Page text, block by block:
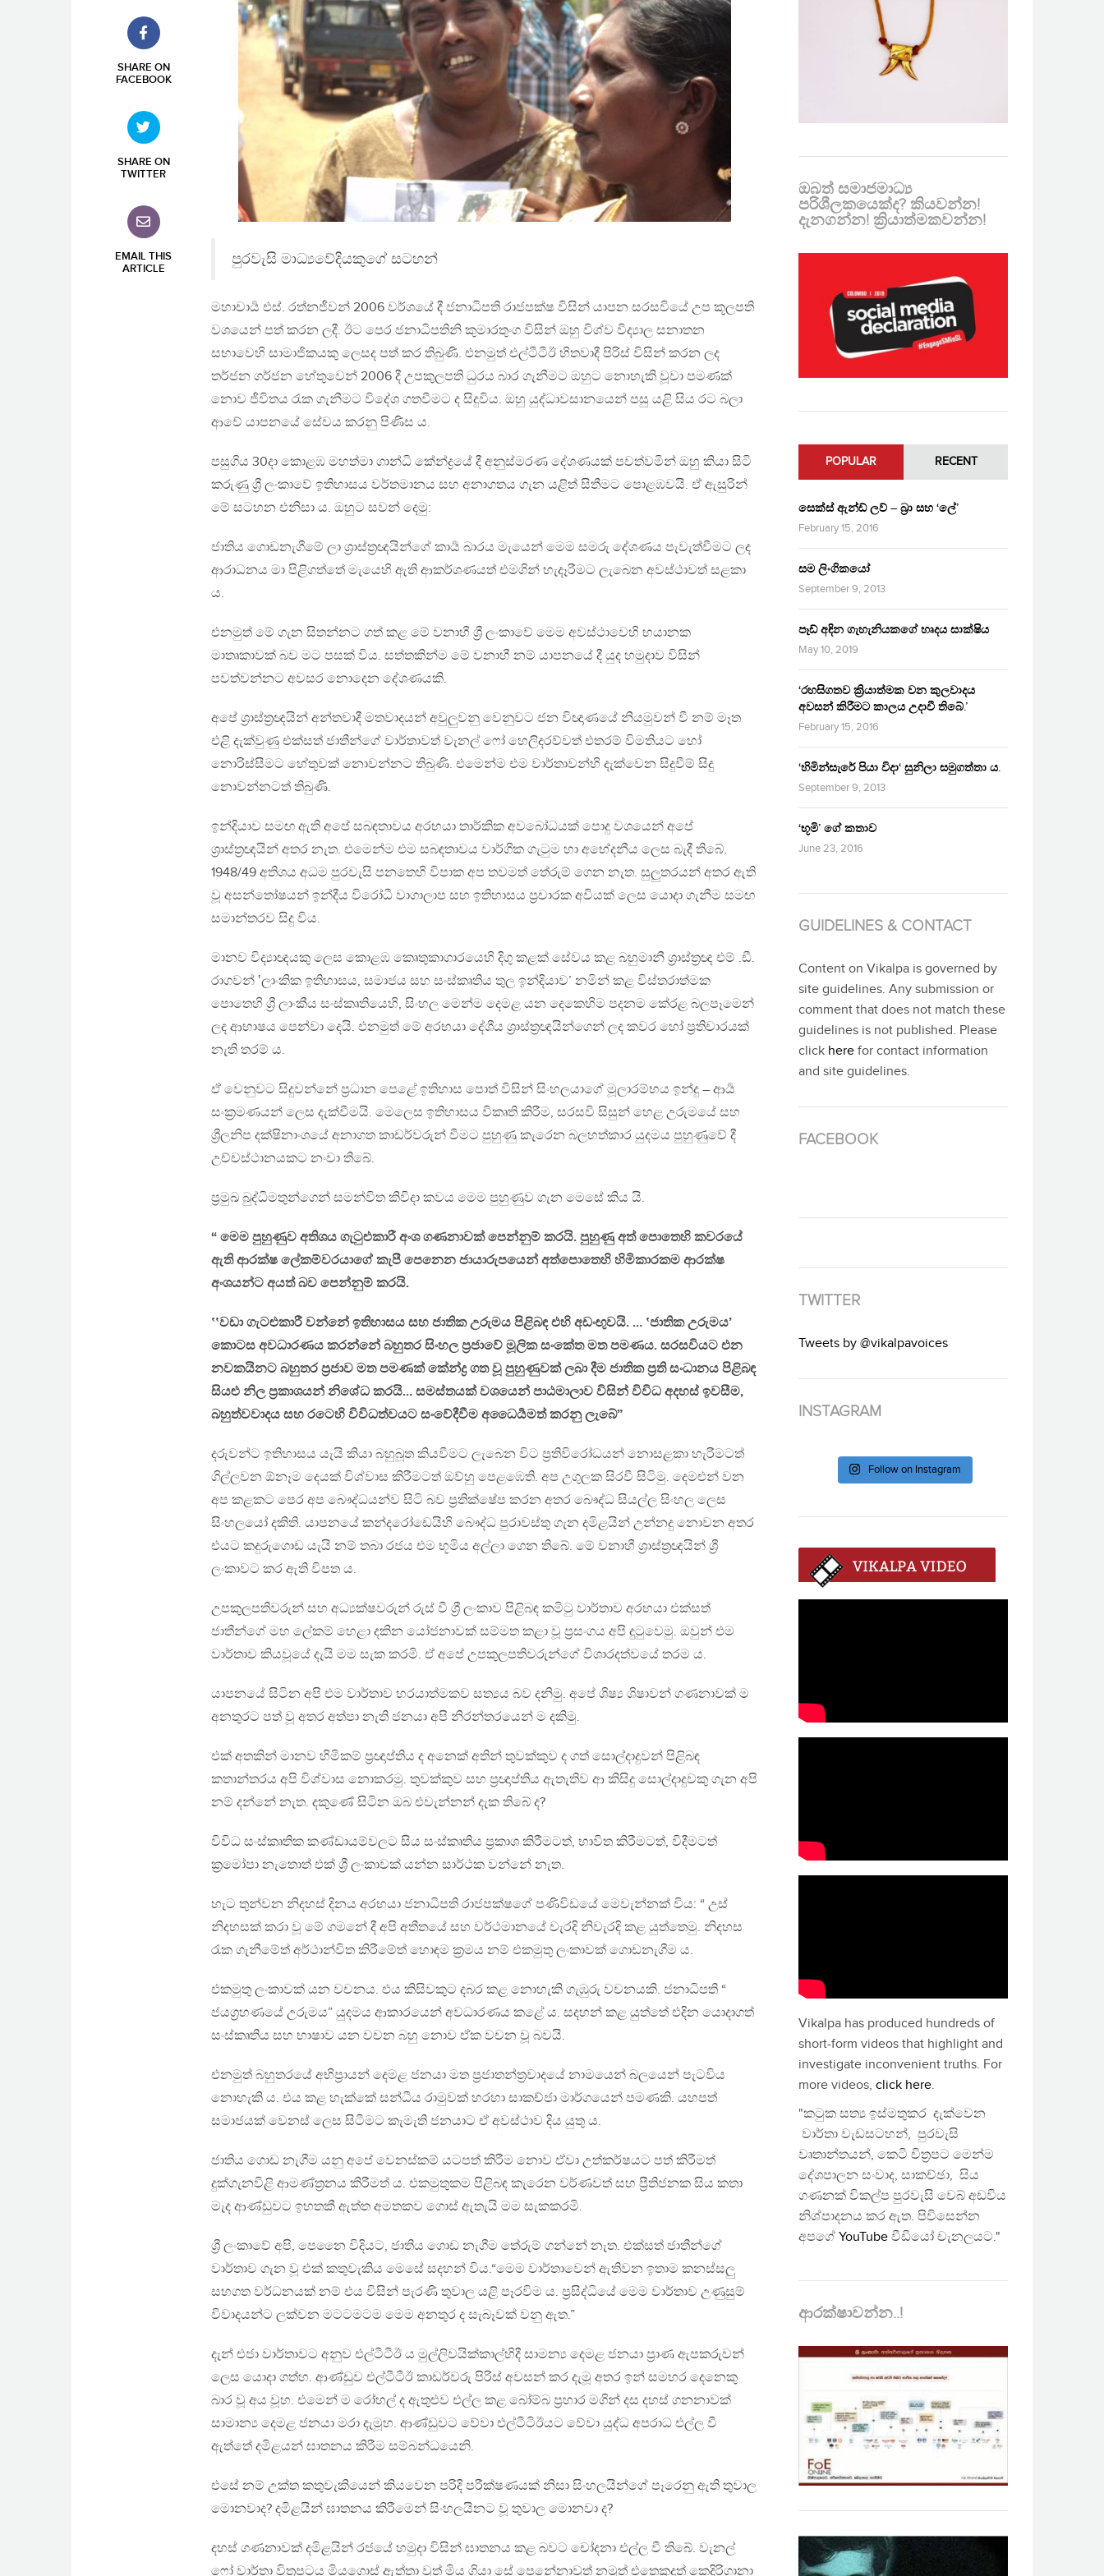
SHARE ON
FACEBOOK
SHARE ON
TWITTER
EMAIL THIS
ARTICLE
පුරවැසි මාධ්‍යවේදියකුගේ සටහන්
මහාචාර්‍ය එස්. රත්නජීවන් 2006 වර්ශයේ දී ජනාධිපති රාජපක්ෂ විසින් යාපන සරසවියේ උප කූලපති
වශයෙන් පත් කරන ලදී. ඊට පෙර ජනාධිපතිනි කුමාරතුංග විසින් ඔහු විශ්ව විද්‍යාල සනාතන
සභාවෙහි සාමාජිකයකු ලෙසද පත් කර තිබුණි. එනමුත් එල්ටීටීඊ හිතවාදී පිරිස් විසින් කරන ලද
තර්ජන ගර්ජන හේතුවෙන් 2006 දී උපකුලපති ධුරය බාර ගැනීමට ඔහුට නොහැකි වූවා පමණක්
නොව ජීවිතය රැක ගැනීමට විදේශ ගතවීමට ද සිදුවිය. ඔහු යුද්ධාවසානයෙන් පසු යළි සිය රට බලා
ආවේ යාපනයේ සේවය කරනු පිණිස ය.
පසුගිය 30දා කොළඹ මහත්මා ගාන්ධි කේන්ද්‍රයේ දී අනුස්මරණ දේශණයක් පවත්වමින් ඔහු කියා සිටි
කරුණු ශ්‍රී ලංකාවේ ඉතිහාසය වර්තමානය සහ අනාගතය ගැන යළිත් සිතීමට පොළඹවයි. ඒ ඇසුරින්
මේ සටහන එනිසා ය. ඔහුට සවන් දෙමු:
ජාතිය ගොඩනැගීමේ ලා ශ්‍රාස්ත්‍රඥයින්ගේ කාර්‍ය බාරය මැයෙන් මෙම සමරු දේශණය පැවැත්වීමට ලද
ආරාධනය මා පිළිගත්තේ මැයෙහි ඇති ආකර්ශණයත් එමගින් හැදෑරීමට ලැබෙන අවස්ථාවත් සළකා
ය.
එනමුත් මේ ගැන සිතන්නට ගත් කළ මේ වනාහී ශ්‍රී ලංකාවේ මෙම අවස්ථාවෙහි භයානක
මාතෘකාවක් බව මට පසක් විය. සත්තකින්ම මේ වනාහී නම් යාපනයේ දී යුද හමුදාව විසින්
පවත්වන්නට අවසර නොදෙන දේශණයකි.
අපේ ශ්‍රාස්ත්‍රඥයින් අන්තවාදී මතවාදයන් අවුලුවනු වෙනුවට ජන විඥාණයේ නියමුවන් වී නම් මෑත
එළි දැක්වුණු එක්සත් ජාතීන්ගේ වාර්තාවත් වැනල් ෆෝ හෙලිදරව්වත් එතරම් විමතියට හෝ
නොරිස්සීමට හේතුවක් නොවන්නට තිබුණි. එමෙන්ම එම වාර්තාවන්හි දැක්වෙන සිදුවීම් සිදු
නොවන්නටත් තිබුණි.
ඉන්දියාව සමඟ ඇති අපේ සබඳතාවය අරභයා තාර්කික අවබෝධයක් පොදු වශයෙන් අපේ
ශ්‍රාස්ත්‍රඥයින් අතර නැත. එමෙන්ම එම සබඳතාවය වාර්ගික ගැටුම හා අභේදනීය ලෙස බැදී තිබේ.
1948/49 අතිශය අධම පුරවැසි පනතෙහි විපාක අප තවමත් තේරුම් ගෙන නැත. සුලුතරයන් අතර ඇති
වූ අසන්තෝෂයන් ඉන්දීය විරෝධී වාගාලාප සහ ඉතිහාසය ප්‍රචාරක අවියක් ලෙස යොදා ගැනීම සමඟ
සමාන්තරව සිදු විය.
මානව විද්‍යාඥයකු ලෙස කොළඹ කෙෘතුකාගාරයෙහි දිගු කළක් සේවය කළ බහුමානී ශ්‍රාස්ත්‍රඥ එම් .ඩී.
රාගවන් ‛ලාංකික ඉතිහාසය, සමාජය සහ සංස්කෘතිය තුල ඉන්දියාව’ නමින් කළ විස්තරාත්මක
පොතෙහි ශ්‍රී ලාංකීය සංස්කෘතියෙහි, සිංහල මෙන්ම දෙමළ යන දෙකෙහිම පදනම කේරළ බලපෑමෙන්
ලද ආභාෂය පෙන්වා දෙයි. එනමුත් මේ අරභයා දේශීය ශ්‍රාස්ත්‍රඥයින්ගෙන් ලද කවර හෝ ප්‍රතිචාරයක්
නැති තරම් ය.
ඒ වෙනුවට සිදුවන්නේ ප්‍රධාන පෙළේ ඉතිහාස පොත් විසින් සිංහලයාගේ මූලාරම්භය ඉන්දු – ආර්‍ය
සංක්‍රමණයන් ලෙස දැක්වීමයි. මෙලෙස ඉතිහාසය විකෘති කිරීම, සරසවි සිසුන් හෙළ උරුමයේ සහ
ශ්‍රීලනිප දක්ෂිනාංශයේ අනාගත කාඩර්වරුන් වීමට පුහුණු කැරෙන බලහත්කාර යුදමය පුහුණුවේ දී
උච්චස්ථානයකට නංවා තිබේ.
ප්‍රමුඛ බුද්ධිමතුන්ගෙන් සමන්විත කිවිදා කවය මෙම පුහුණුව ගැන මෙසේ කිය යි.
“ මෙම පුහුණුව අතිශය ගැටුළුකාරී අංශ ගණනාවක් පෙන්නුම් කරයි. පුහුණු අත් පොතෙහි කවරයේ
ඇති ආරක්ෂ ලේකම්වරයාගේ කැපී පෙනෙන ජායාරුපයෙන් අත්පොතෙහි හිමිකාරකම ආරක්ෂ
අංශයන්ට අයත් බව පෙන්නුම් කරයි.
‛‛වඩා ගැටළුකාරී වන්නේ ඉතිහාසය සහ ජාතික උරුමය පිළිබඳ එහි අඩංඟුවයි. … ‛ජාතික උරුමය’
කොටස අවධාරණය කරන්නේ බහුතර සිංහල ප්‍රජාවේ මූලික සංකේත මත පමණය. සරසවියට එන
නවකයිනට බහුතර ප්‍රජාව මත පමණක් කේන්ද්‍ර ගත වූ පුහුණුවක් ලබා දීම ජාතික ප්‍රති සංධානය පිළිබඳ
සියළු නිල ප්‍රකාශයන් නිශේධ කරයි… සමස්තයක් වශයෙන් පාඨමාලාව විසින් විවිධ අදහස් ඉවසීම,
බහුත්වවාදය සහ රටෙහි විවිධත්වයට සංවේදීවීම අධෛර්‍යමත් කරනු ලැබේ”
දරුවන්ට ඉතිහාසය යැයි කියා බහුබූත කියවීමට ලැබෙන විට ප්‍රතිවිරෝධයන් නොසළකා හැරීමටත්
ගිල්ලවන ඕනෑම දෙයක් විශ්වාස කිරීමටත් ඔව්හු පෙළඹෙති. අප උගුලක සිරවී සිටිමු. දෙමළුන් වන
අප කළකට පෙර අප බෞද්ධයන්ව සිටි බව ප්‍රතික්ෂේප කරන අතර බෞද්ධ සියල්ල සිංහල ලෙස
සිංහලයෝ දකිති. යාපනයේ කන්දරෝඩෙයිහි බෞද්ධ පුරාවස්තු ගැන දමිළයින් උන්නදු නොවන අතර
එයට කදුරුගොඩ යැයි නම් තබා රජය එම භූමිය අල්ලා ගෙන තිබේ. මේ වනාහී ශ්‍රාස්ත්‍රඥයින් ශ්‍රී
ලංකාවට කර ඇති විපත ය.
උපකුලපතිවරුන් සහ අධ්‍යක්ෂවරුන් රුස් වී ශ්‍රී ලංකාව පිළිබඳ කමිටු වාර්තාව අරභයා එක්සත්
ජාතීන්ගේ මහ ලේකම් හෙළා දකින යෝජනාවක් සම්මත කළා වූ ප්‍රසංගය අපි දුටුවෙමු. ඔවුන් එම
වාර්තාව කියවූයේ දැයි මම සැක කරමි. ඒ අපේ උපකුලපතිවරුන්ගේ විශාරදත්වයේ තරම ය.
යාපනයේ සිටින අපි එම වාර්තාව හරයාත්මකව සත්‍යය බව දනිමු. අපේ ශිෂ්‍ය ශිෂාවන් ගණනාවක් ම
අනතුරට පත් වූ අතර අත්පා නැති ජනයා අපි නිරන්තරයෙන් ම දකිමු.
එක් අතකින් මානව හිමිකම් ප්‍රඥාප්තිය ද අනෙක් අතින් තුවක්කුව ද ගත් සොල්දාදුවන් පිළිබඳ
කතාන්තරය අපි විශ්වාස නොකරමු. තුවක්කුව සහ ප්‍රඥාප්තිය ඇතැතිව ආ කිසිදු සොල්දාදුවකු ගැන අපි
නම් දන්නේ නැත. දකුණේ සිටින ඔබ එවැන්නන් දැක තිබේ ද?
විවිධ සංස්කෘතික කණ්ඩායම්වලට සිය සංස්කෘතිය ප්‍රකාශ කිරීමටත්, භාවිත කිරීමටත්, විදීමටත්
ක්‍රමෝපා නැතොත් එක් ශ්‍රී ලංකාවක් යන්න සාර්ථක වන්නේ නැත.
හැට තුන්වන නිදහස් දිනය අරභයා ජනාධිපති රාජපක්ෂගේ පණිවිඩයේ මෙවැන්නක් විය: “ උස්
නිදහසක් කරා වූ මේ ගමනේ දී අපි අතීතයේ සහ වර්ථමානයේ වැරදි නිවැරදි කළ යුත්තෙමු. නිදහස
රැක ගැනීමේත් අර්ථාන්විත කිරීමේත් හොඳම ක්‍රමය නම් එකමුතු ලංකාවක් ගොඩනැගීම ය.
එකමුතු ලංකාවක් යන වචනය. එය කිසිවකුට දබර කළ නොහැකි ගැඹුරු වචනයකි. ජනාධිපති “
ජයග්‍රහණයේ උරුමය” යුදමය ආකාරයෙන් අවධාරණය කළේ ය. සදහන් කළ යුත්තේ එදින යොදාගත්
සංස්කෘතිය සහ භාෂාව යන වචන බහු නොව ඒක වචන වූ බවයි.
එනමුත් බහුතරයේ අභිප්‍රායන් දෙමළ ජනයා මත ප්‍රජාතන්ත්‍රවාදයේ නාමයෙන් බලයෙන් පැටවිය
නොහැකි ය. එය කළ හැක්කේ සන්ධීය රාමුවක් හරහා සාකච්ජා මාර්ගයෙන් පමණකි. යහපත්
සමාජයක් වෙනස් ලෙස සිටීමට කැමැති ජනයාට ඒ අවස්ථාව දිය යුතු ය.
ජාතිය ගොඩ නැගීම යනු අපේ වෙනස්කම් යටපත් කිරීම නොව ඒවා උත්කර්ෂයට පත් කිරීමත්
දුක්ගැනවිළි ආමණ්ත්‍රනය කිරීමත් ය. එකමුතුකම පිළිබඳ කැරෙන වර්ණවත් සහ ප්‍රීතිජනක සිය කතා
මැද ආණ්ඩුවට ඉහතකී ඇත්ත අමතකව ගොස් ඇතැයි මම සැකකරමි.
ශ්‍රී ලංකාවේ අපි, පෙනෛ විදියට, ජාතිය ගොඩ නැගීම තේරුම් ගන්නේ නැත. එක්සත් ජාතීන්ගේ
වාර්තාව ගැන වූ එක් කතුවැකිය මෙසේ සදහන් විය.“මෙම වාර්තාවෙන් ඇතිවන ඉතාම කනස්සලු
සහගත වර්ධනයක් නම් එය විසින් පැරණි තුවාල යළි පෑරවිම ය. ප්‍රසිද්ධියේ මෙම වාර්තාව උණුසුම්
විවාදයන්ට ලක්වන මටටමටම මෙම අනතුර ද සැබෑවක් වනු ඇත.”
දැන් එජා වාර්තාවට අනුව එල්ටීටීඊ ය මුල්ලිවයික්කාල්හිදී සාමන්‍ය දෙමළ ජනයා ප්‍රාණ ඇපකරුවන්
ලෙස යොදා ගත්හ. ආණ්ඩුව එල්ටීටීඊ කාඩර්වරු පිරිස් අවසන් කර දැමූ අතර ඉන් සමහර දෙනෙකු
බාර වූ අය වූහ. එමෙන් ම රෝහල් ද ඇතුළුව එල්ල කළ බෝම්බ ප්‍රහාර මගින් දස දහස් ගනනාවක්
සාමාන්‍ය දෙමළ ජනයා මරා දැමූහ. ආණ්ඩුවට වේවා එල්ටීටිඊයට වේවා යුද්ධ අපරාධ එල්ල වී
ඇත්තේ දමිළයන් ඝාතනය කිරීම සම්බන්ධයෙනි.
එසේ නම් උක්ත කතුවැකියෙන් කියවෙන පරිදි පරීක්ෂණයක් නිසා සිංහලයින්ගේ පෑරෙනු ඇති තුවාල
මොනවාද? දමිළයින් ඝාතනය කිරීමෙන් සිංහලයිනට වූ තුවාල මොනවා ද?
දහස් ගණනාවක් දමිළයින් රජයේ හමුදා විසින් ඝාතනය කළ බවට චෝදනා එල්ල වී තිබේ. වැනල්
ෆෝ වාර්තා විත්‍රපටය මියගොස් ඇත්තා වූත් මිය ගියා සේ පෙනේනාවූත් නමුත් එතෙකුදුත් කෙදිරිගානා
ඔබත් සමාජමාධ්‍ය
පරිශීලකයෙක්ද? කියවන්න!
දැනගන්න! ක්‍රියාත්මකවන්න!
POPULAR RECENT
සෙක්ස් ඇන්ඩ් ලව් – බ්‍රා සහ ‘ලේ’
February 15, 2016
සම ලිංගිකයෝ
September 9, 2013
පෑඩ් අඳින ගැහැනියකගේ හෘදය සාක්ෂිය
May 10, 2019
‘රහසිගතව ක්‍රියාත්මක වන කුලවාදය
අවසන් කිරීමට කාලය උදාවී තිබේ.’
February 15, 2016
‘හිමින්සැරේ පියා විදා‘ සුනිලා සමුගත්තා ය.
September 9, 2013
‘භූමි’ ගේ කතාව
June 23, 2016
GUIDELINES & CONTACT
Content on Vikalpa is governed by
site guidelines. Any submission or
comment that does not match these
guidelines is not published. Please
click here for contact information
and site guidelines.
FACEBOOK
TWITTER
Tweets by @vikalpavoices
INSTAGRAM
Follow on Instagram
Vikalpa has produced hundreds of
short-form videos that highlight and
investigate inconvenient truths. For
more videos, click here.
"කටුක සත්‍ය ඉස්මතුකර දැක්වෙන
වාර්තා වැඩසටහන්, පුරවැසි
වෘතාන්තයන්, කෙටි චිත්‍රපට මෙන්ම
දේශපාලන සංවාද, සාකච්ඡා, සිය
ගණනක් විකල්ප පුරවැසි වෙබ් අඩවිය
නිශ්පාදනය කර ඇත. පිවිසෙන්න
අපගේ YouTube වීඩියෝ චැනලයට."
ආරක්ෂාවන්න..!